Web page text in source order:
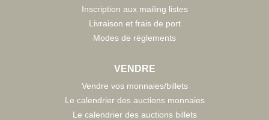
Inscription aux mailing listes
Livraison et frais de port
Modes de règlements
VENDRE
Vendre vos monnaies/billets
Le calendrier des auctions monnaies
Le calendrier des auctions billets